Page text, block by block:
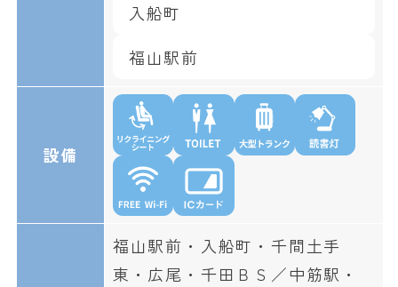
入船町
福山駅前
設備
福山駅前・入船町・千間土手
東・広尾・千田ＢＳ／中筋駅・